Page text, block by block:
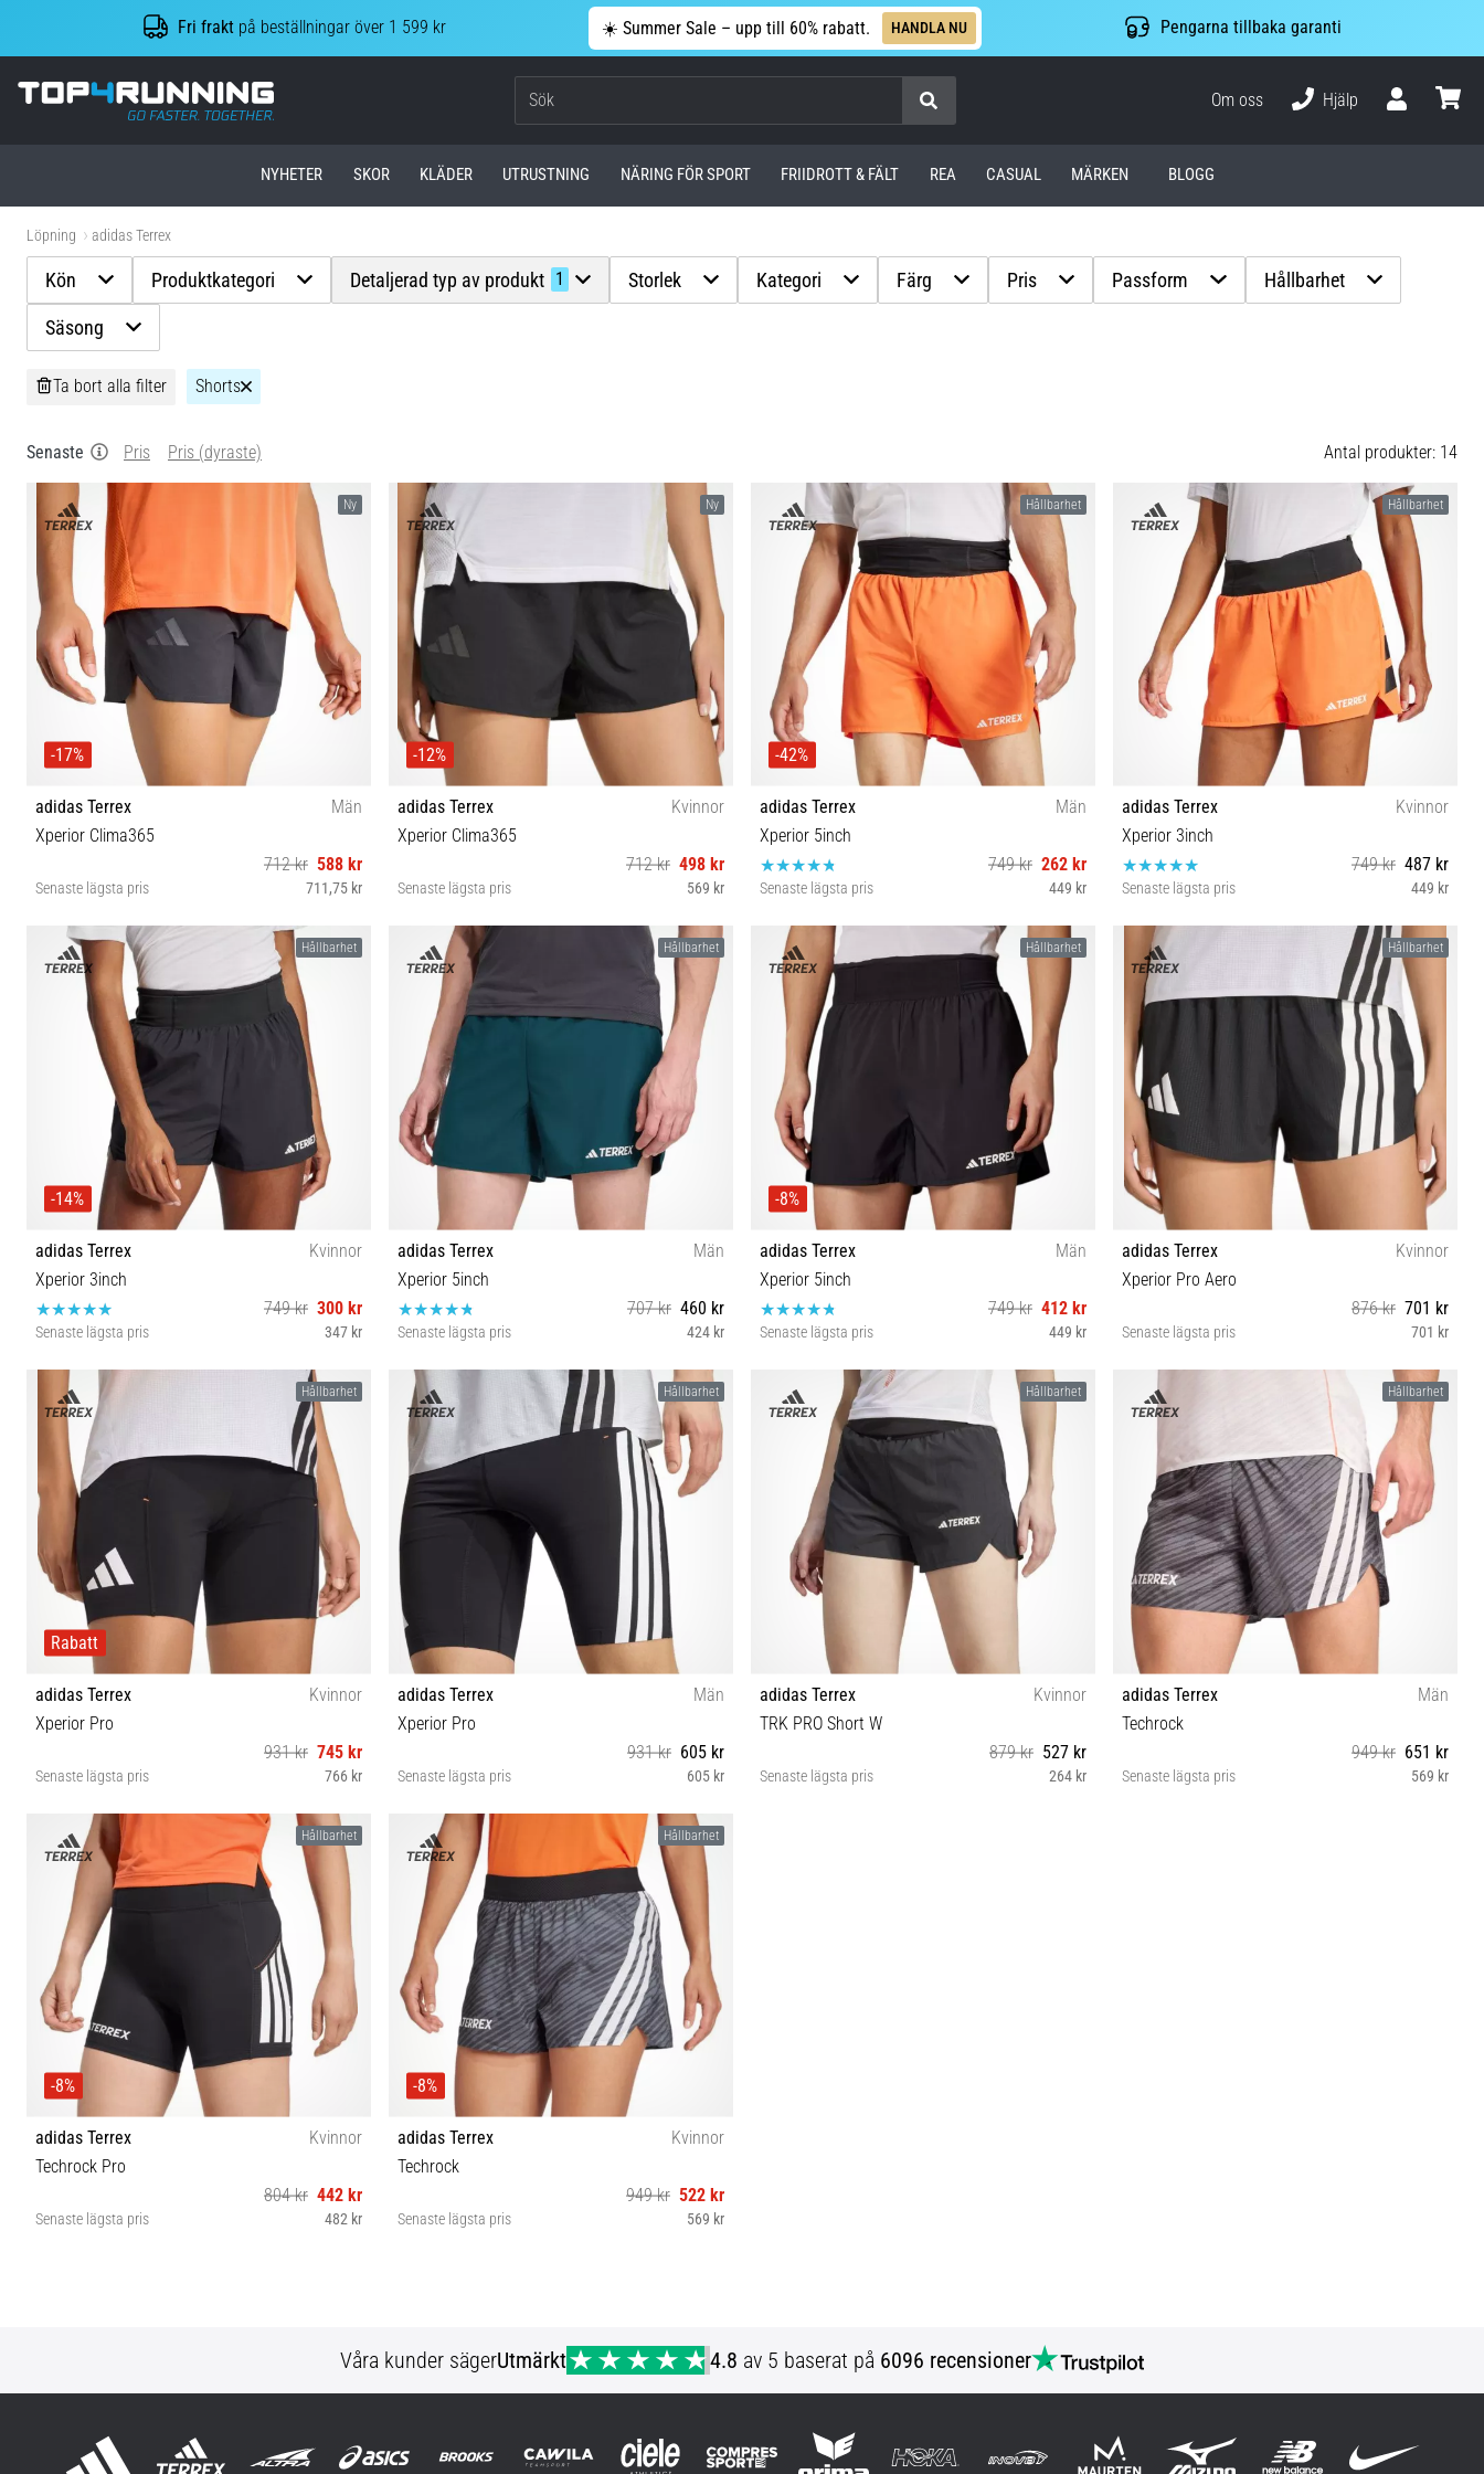
Fri frakt på beställningar över 1 599 kr ☀️ Summer Sale – upp till 60% rabatt. HANDLA NU Pengarna tillbaka garanti
Top4Running.se
Om oss
Hjälp
NYHETER SKOR KLÄDER UTRUSTNING NÄRING FÖR SPORT FRIIDROTT & FÄLT REA CASUAL MÄRKEN BLOGG
Löpning adidas Terrex
Kön Produktkategori Detaljerad typ av produkt 1 Storlek Kategori Färg Pris Passform Hållbarhet
Säsong
Ta bort alla filter Shorts
Senaste Pris Pris (dyraste) Antal produkter: 14
Ny
-17%
adidas Terrex
Män
Xperior Clima365
712 kr 588 kr
Senaste lägsta pris 711,75 kr
S-5" M-5" L-5" XL-5"
Ny
-12%
adidas Terrex
Kvinnor
Xperior Clima365
712 kr 498 kr
Senaste lägsta pris 569 kr
Hållbarhet
-42%
adidas Terrex
Män
Xperior 5inch
749 kr 262 kr
Senaste lägsta pris 449 kr
Hållbarhet
adidas Terrex
Kvinnor
Xperior 3inch
749 kr 487 kr
Senaste lägsta pris 449 kr
Hållbarhet
-14%
adidas Terrex
Kvinnor
Xperior 3inch
749 kr 300 kr
Senaste lägsta pris 347 kr
Hållbarhet
adidas Terrex
Män
Xperior 5inch
707 kr 460 kr
Senaste lägsta pris 424 kr
S-5" XL-5"
Hållbarhet
-8%
adidas Terrex
Män
Xperior 5inch
749 kr 412 kr
Senaste lägsta pris 449 kr
Hållbarhet
adidas Terrex
Kvinnor
Xperior Pro Aero
876 kr 701 kr
Senaste lägsta pris 701 kr
Hållbarhet
Rabatt
adidas Terrex
Kvinnor
Xperior Pro
931 kr 745 kr
Senaste lägsta pris 766 kr
Hållbarhet
adidas Terrex
Män
Xperior Pro
931 kr 605 kr
Senaste lägsta pris 605 kr
Hållbarhet
adidas Terrex
Kvinnor
TRK PRO Short W
879 kr 527 kr
Senaste lägsta pris 264 kr
Hållbarhet
adidas Terrex
Män
Techrock
949 kr 651 kr
Senaste lägsta pris 569 kr
Hållbarhet
-8%
adidas Terrex
Kvinnor
Techrock Pro
804 kr 442 kr
Senaste lägsta pris 482 kr
Hållbarhet
-8%
adidas Terrex
Kvinnor
Techrock
949 kr 522 kr
Senaste lägsta pris 569 kr
Våra kunder sägerUtmärkt 4.8 av 5 baserat på 6096 recensioner